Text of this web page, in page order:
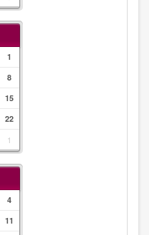
1
8
15
22
1
4
11